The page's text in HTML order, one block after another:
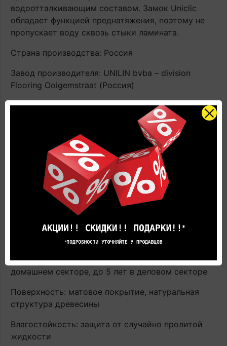
водоотталкивающим составом. Замок Uniclic
обладает функцией преднатяжения, поэтому не
пропускает воду сквозь стыки ламината.
Страна производства: Россия
Завод производителя: UNILIN bvba – division
Flooring Ooigemstraat (Россия)
Наличие: В наличии на главном складе, срок
Класс применения: 32 класс
Размеры: 1380 мм х 156 мм х 9.5 мм
Количество в упаковке: 1,507 м2 / 7 планок
Фаска: 4V-микрофаска
Замковая система: Uniclic
Прогнозируемый срок службы: до 25 лет в
домашнем секторе, до 5 лет в деловом секторе
Поверхность: матовое покрытие, натуральная
структура древесины
Влагостойкость: защита от случайно пролитой
жидкости